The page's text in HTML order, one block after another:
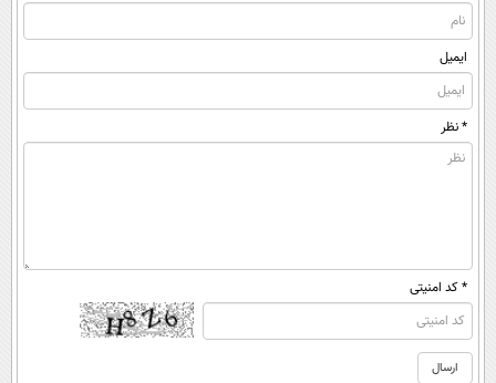
ایمیل
* نظر
* کد امنیتی